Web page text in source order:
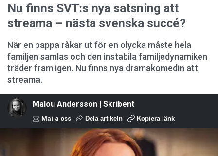
Nu finns SVT:s nya satsning att
streama – nästa svenska succé?
När en pappa råkar ut för en olycka måste hela
familjen samlas och den instabila familjedynamiken
träder fram igen. Nu finns nya dramakomedin att
streama.
Malou Andersson | Skribent
Maila oss Dela artikeln Kopiera länk